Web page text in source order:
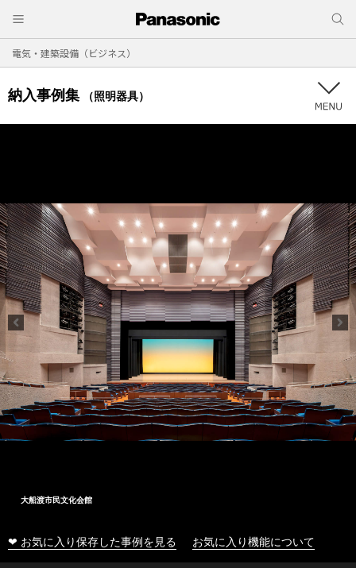
電気・建築設備（ビジネス）
納入事例集 （照明器具）
大船渡市民文化会館
❤ お気に入り保存した事例を見る お気に入り機能について